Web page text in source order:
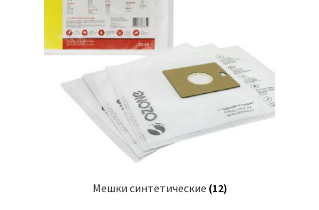
Мешки синтетические (12)